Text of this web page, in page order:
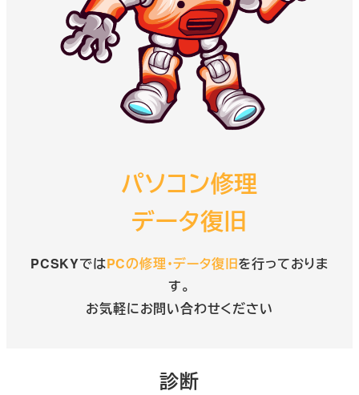
パソコン修理
データ復旧
PCSKYではPCの修理・データ復旧を行っておりま
す。
お気軽にお問い合わせください
診断